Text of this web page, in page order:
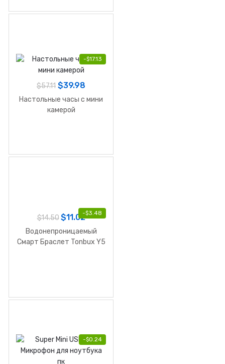
-$17.13
$57.11 $39.98
Настольные часы с мини
камерой
-$3.48
$14.50 $11.02
Водонепроницаемый
Смарт Браслет Tonbux Y5
-$0.24